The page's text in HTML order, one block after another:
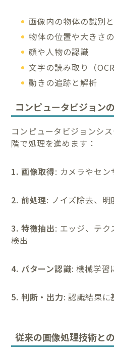
画像内の物体の識別
物体の位置や大きさ
顔や人物の認識
文字の読み取り（
動きの追跡と解析
コンピュータビジョン
コンピュータビジョンシ
階で処理を進めます：
1. 画像取得: カメラやセ
2. 前処理: ノイズ除去、
3. 特徴抽出: エッジ、テク
検出
4. パターン認識: 機械学習
5. 判断・出力: 認識結果に
従来の画像処理技術と